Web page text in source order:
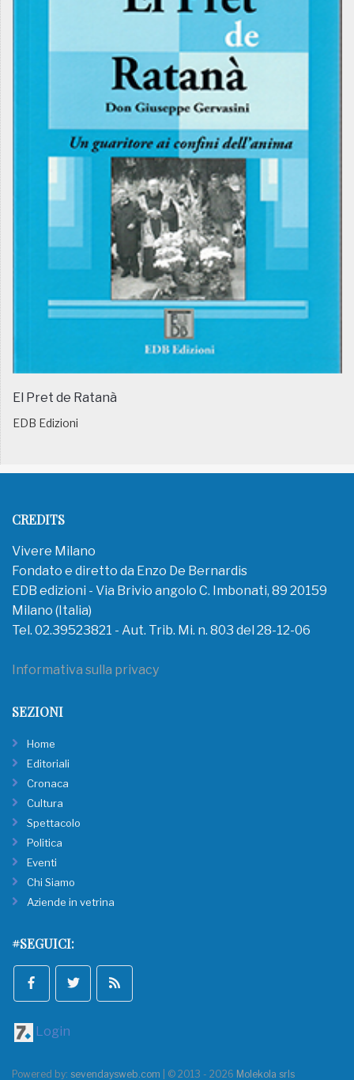
El Pret de Ratanà
EDB Edizioni
CREDITS
Vivere Milano
Fondato e diretto da Enzo De Bernardis
EDB edizioni - Via Brivio angolo C. Imbonati, 89 20159
Milano (Italia)
Tel. 02.39523821 - Aut. Trib. Mi. n. 803 del 28-12-06
Informativa sulla privacy
SEZIONI
Home
Editoriali
Cronaca
Cultura
Spettacolo
Politica
Eventi
Chi Siamo
Aziende in vetrina
#SEGUICI:
Login
Powered by: sevendaysweb.com | © 2013 - 2026 Molekola srls